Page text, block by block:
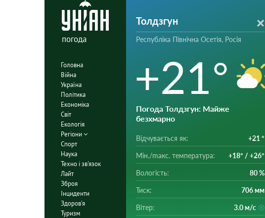
погода
Головна
Війна
Україна
Політика
Економіка
Світ
Екологія
Регіони
Спорт
Наука
Техно і зв'язок
Лайт
Зброя
Інциденти
Здоров'я
Туризм
Толдзгун
Республіка Північна Осетія, Росія
+21°
Погода Толдзгун: Майже
безхмарно
Відчувається як: +21 °
Мін./mакс. температура: +18° / +26°
Вологість: 80 %
Тиск: 706 мм
Вітер: 3.0 м/с